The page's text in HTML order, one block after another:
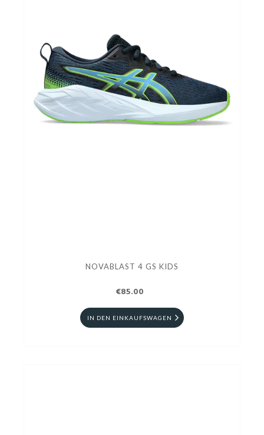
NOVABLAST 4 GS KIDS
€85.00
IN DEN EINKAUFSWAGEN